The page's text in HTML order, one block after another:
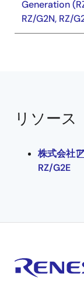
Generation
RZ/G2N, RZ/
リソース
株式会社
RZ/G2E